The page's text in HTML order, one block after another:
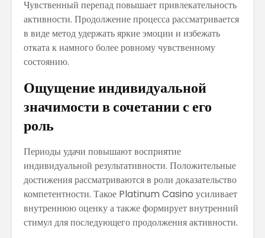
Чувственный перепад повышает привлекательность
активности. Продолжение процесса рассматривается
в виде метод удержать яркие эмоции и избежать
отката к намного более ровному чувственному
состоянию.
Ощущение индивидуальной
значимости в сочетании с его
роль
Периоды удачи повышают восприятие
индивидуальной результативности. Положительные
достижения рассматриваются в роли доказательство
компетентности. Такое Platinum Casino усиливает
внутреннюю оценку а также формирует внутренний
стимул для последующего продолжения активности.